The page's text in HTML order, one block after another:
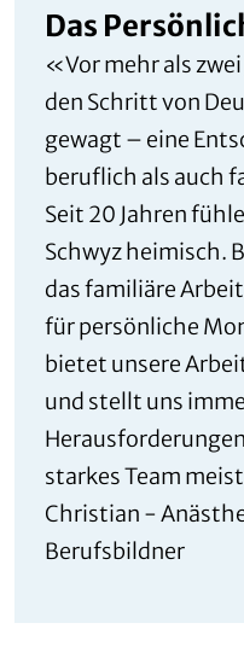
Das
«Vor mehr als
den Schritt von
gewagt – eine
beruflich als auch
Seit 20 Jahren
Schwyz heimisch.
das familiäre
für persönliche
bietet unsere
und stellt uns
starkes Team
Christian -
Berufsbildner